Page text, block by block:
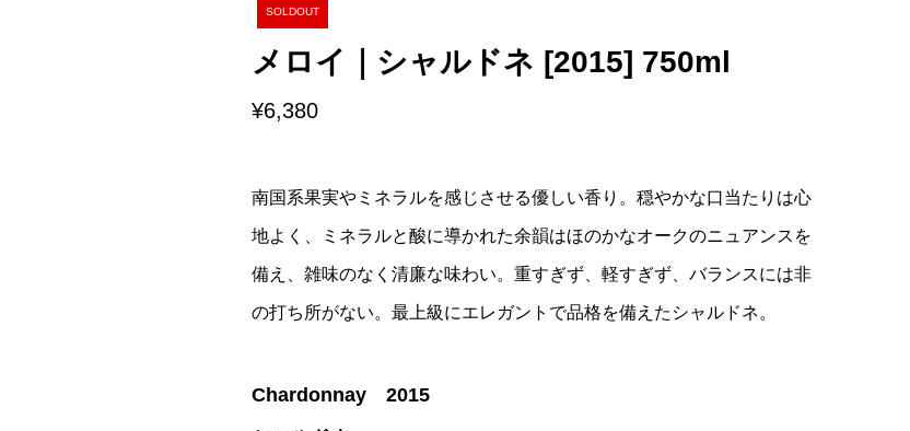
SOLDOUT
メロイ｜シャルドネ [2015] 750ml
¥6,380
南国系果実やミネラルを感じさせる優しい香り。穏やかな口当たりは心
地よく、ミネラルと酸に導かれた余韻はほのかなオークのニュアンスを
備え、雑味のなく清廉な味わい。重すぎず、軽すぎず、バランスには非
の打ち所がない。最上級にエレガントで品格を備えたシャルドネ。
Chardonnay 2015